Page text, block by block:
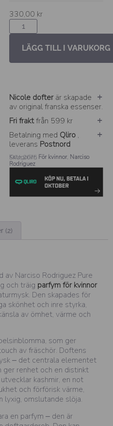
330,00 kr
LÄGG TILL I VARUKORG
Nicole dofterär skapade
av original franska essenser.
Fri fraktfrån 599 kr
Betalning med Qliro ,
leverans Postnord
SKU: 2075
Kategorier: För kvinnor, Narciso
Rodriguez
(2)
av Narciso Rodriguez Pure
och träig parfym för kvinnor
Den skapades för
skönhet och inre styrka,
av ömhet, värme och
som ger
av fräschör. Doftens
– det centrala elementet
ger renhet och en distinkt
kashmir, en not
och förförisk värme,
lyxig, omslutande slöja.
en parfym – den är